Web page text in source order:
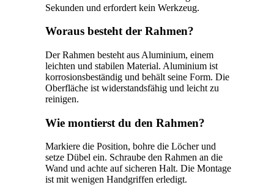
Sekunden und erfordert kein Werkzeug.
Woraus besteht der Rahmen?
Der Rahmen besteht aus Aluminium, einem
leichten und stabilen Material. Aluminium ist
korrosionsbeständig und behält seine Form. Die
Oberfläche ist widerstandsfähig und leicht zu
reinigen.
Wie montierst du den Rahmen?
Markiere die Position, bohre die Löcher und
setze Dübel ein. Schraube den Rahmen an die
Wand und achte auf sicheren Halt. Die Montage
ist mit wenigen Handgriffen erledigt.